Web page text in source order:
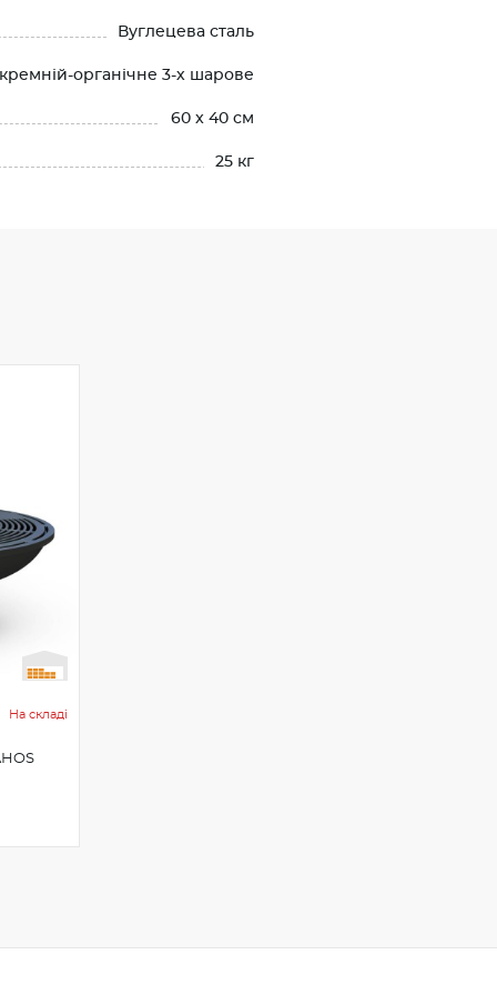
Вуглецева сталь
органічне 3-х шарове
60 x 40 см
25 кг
На складі